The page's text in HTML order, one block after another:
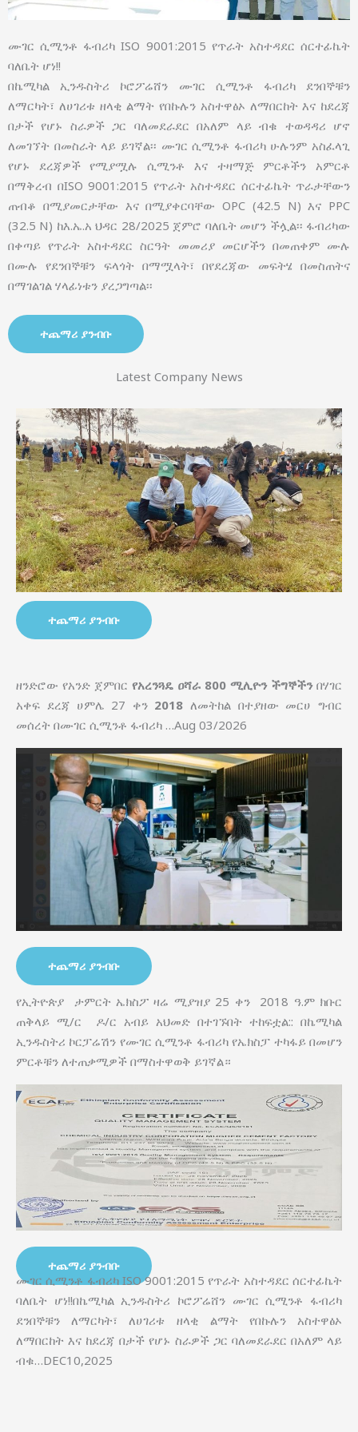
ሙገር ሲሚንቶ ፋብሪካ ISO 9001:2015 የጥራት አስተዳደር ሰርተፊኬት
ባለቤት ሆነ!!
በኬሚካል ኢንዱስትሪ ኮሮፖሬሸን ሙገር ሲሚንቶ ፋብሪካ ደንበኞቹን
ለማርካት፣ ለሀገሪቱ ዘላቂ ልማት የበኩሉን አስተዋፅኦ ለማበርከት እና ከደረጃ
በታች የሆኑ ስራዎች ጋር ባለመደራደር በአለም ላይ ብቁ ተወዳዳሪ ሆኖ
ለመገኘት በመስራት ላይ ይገኛል፡፡ ሙገር ሲሚንቶ ፋብሪካ ሁሉንም አስፈላጊ
የሆኑ ደረጃዎች የሚያሟሉ ሲሚንቶ እና ተዛማጅ ምርቶችን አምርቶ
በማቅረብ በISO 9001:2015 የጥራት አስተዳደር ሰርተፊኬት ጥራታቸውን
ጠብቆ በሚያመርታቸው እና በሚያቀርባቸው OPC (42.5 N) እና PPC
(32.5 N) ከእ.ኤ.አ ህዳር 28/2025 ጀምሮ ባለቤት መሆን ችሏል፡፡ ፋብሪካው
በቀጣይ የጥራት አስተዳደር ስርዓት መመሪያ መርሆችን በመጠቀም ሙሉ
በሙሉ የደንበኞቹን ፍላጎት በማሟላት፣ በየደረጃው መፍትሄ በመስጠትና
በማገልገል ሃላፊነቱን ያረጋግጣል፡፡
ተጨማሪ ያንብቡ
Latest Company News
ተጨማሪ ያንብቡ
ዘንድሮው የአንድ ጀምበር የአረንጓዴ ዐሻራ 800 ሚሊዮን ችግኞችንበሃገር
አቀፍ ደረጃ ሀምሌ 27 ቀን 2018ለመትከል በተያዘው መርሀ ግብር
መሰረት በሙገር ሲሚንቶ ፋብሪካ …Aug 03/2026
ተጨማሪ ያንብቡ
የኢትዮጵያ ታምርት ኤክስፖ ዛሬ ሚያዝያ 25 ቀን 2018 ዓ.ም ክቡር
ጠቅላይ ሚ/ር ዶ/ር አብይ አህመድ በተገኙበት ተከፍቷል:: በኬሚካል
ኢንዱስትሪ ኮርፓሬሽን የሙገር ሲሚንቶ ፋብሪካ የኤክስፓ ተካፋይ በመሆን
ምርቶቹን ለተጠቃሚዎች በማስተዋወቅ ይገኛል።
ተጨማሪ ያንብቡ
ሙገር ሲሚንቶ ፋብሪካ ISO 9001:2015 የጥራት አስተዳደር ሰርተፊኬት
ባለቤት ሆነ!!በኬሚካል ኢንዱስትሪ ኮሮፖሬሸን ሙገር ሲሚንቶ ፋብሪካ
ደንበኞቹን ለማርካት፣ ለሀገሪቱ ዘላቂ ልማት የበኩሉን አስተዋፅኦ
ለማበርከት እና ከደረጃ በታች የሆኑ ስራዎች ጋር ባለመደራደር በአለም ላይ
ብቁ…DEC10,2025